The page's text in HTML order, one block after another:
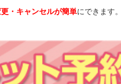
・キャンセルが簡単にできます。